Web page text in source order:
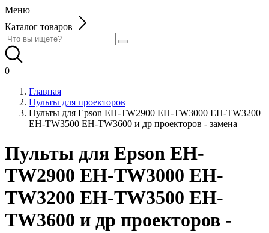
Меню
Каталог товаров
0
Главная
Пульты для проекторов
Пульты для Epson EH-TW2900 EH-TW3000 EH-TW3200
EH-TW3500 EH-TW3600 и др проекторов - замена
Пульты для Epson EH-
TW2900 EH-TW3000 EH-
TW3200 EH-TW3500 EH-
TW3600 и др проекторов -